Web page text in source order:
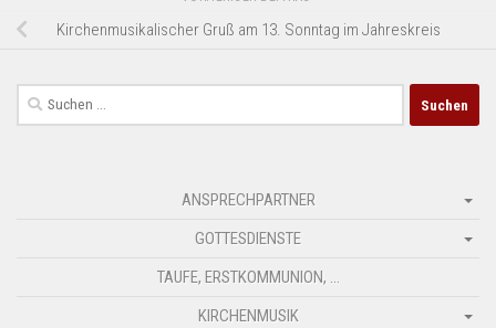
Kirchenmusikalischer Gruß am 13. Sonntag im Jahreskreis
Suchen
nach:
ANSPRECHPARTNER
GOTTESDIENSTE
TAUFE, ERSTKOMMUNION, …
KIRCHENMUSIK